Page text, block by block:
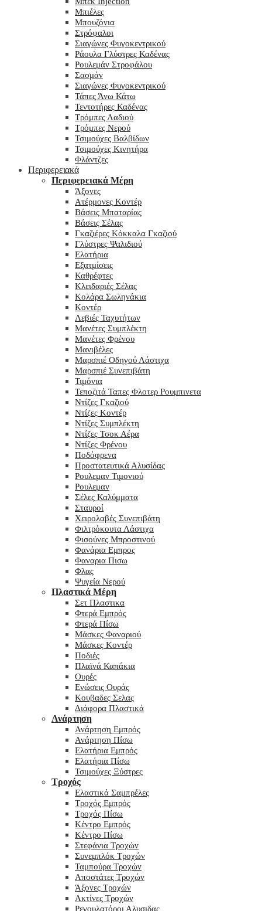
Μπιέλες
Μπουζόνια
Στρόφαλοι
Σιαγώνες Φυγοκεντρικού
Ράουλα Γλύστρες Καδένας
Ρουλεμάν Στροφάλου
Σασμάν
Σιαγώνες Φυγοκεντρικού
Τάπες Άνω Κάτω
Τεντοτήρες Καδένας
Τρόμπες Λαδιού
Τρόμπες Νερού
Τσιμούχες Βαλβίδων
Τσιμούχες Κινητήρα
Φλάντζες
Περιφερειακά
Περιφερειακά Μέρη
Άξονες
Ατέρμονες Κοντέρ
Βάσεις Μπαταρίας
Βάσεις Σέλας
Γκαζιέρες Κόκκαλα Γκαζιού
Γλύστρες Ψαλιδιού
Ελατήρια
Εξατμίσεις
Καθρέφτες
Κλειδαριές Σέλας
Κολάρα Σωληνάκια
Κοντέρ
Λεβιές Ταχυτήτων
Μανέτες Συμπλέκτη
Μανέτες Φρένου
Μανιβέλες
Μαρσπιέ Οδηγού Λάστιχα
Μαρσπιέ Συνεπιβάτη
Τιμόνια
Τεποζιτά Ταπες Φλοτερ Ρουμπινετα
Ντίζες Γκαζιού
Ντίζες Κοντέρ
Ντίζες Συμπλέκτη
Ντίζες Τσοκ Αέρα
Ντίζες Φρένου
Ποδόφρενα
Προστατευτικά Αλυσίδας
Ρουλεμαν Τιμονιού
Ρουλεμαν
Σέλες Καλύμματα
Σταυροί
Χειρολαβές Συνεπιβάτη
Φιλτρόκουτα Λάστιχα
Φισούνες Μπροστινού
Φανάρια Εμπρος
Φαναρια Πισω
Φλας
Ψυγεία Νερού
Πλαστικά Μέρη
Σετ Πλαστικα
Φτερά Εμπρός
Φτερά Πίσω
Μάσκες Φαναριού
Μάσκες Κοντέρ
Ποδιές
Πλαϊνά Καπάκια
Ουρές
Ενώσεις Ουράς
Κουβαδες Σελας
Διάφορα Πλαστικά
Ανάρτηση
Ανάρτηση Εμπρός
Ανάρτηση Πίσω
Ελατήρια Εμπρός
Ελατήρια Πίσω
Τσιμούχες Ξύστρες
Τροχός
Ελαστικά Σαμπρέλες
Τροχός Εμπρός
Τροχός Πίσω
Κέντρο Εμπρός
Κέντρο Πίσω
Στεφάνια Τροχών
Συνεμπλόκ Τροχών
Ταμπούρα Τροχών
Αποστάτες Τροχών
Άξονες Τροχών
Ακτίνες Τροχών
Ρεγουλατόροι Αλυσιδας